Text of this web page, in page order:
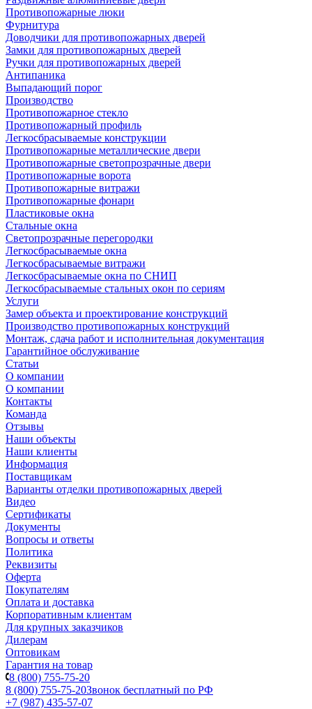
Противопожарные люки
Фурнитура
Доводчики для противопожарных дверей
Замки для противопожарных дверей
Ручки для противопожарных дверей
Антипаника
Выпадающий порог
Производство
Противопожарное стекло
Противопожарный профиль
Легкосбрасываемые конструкции
Противопожарные металлические двери
Противопожарные светопрозрачные двери
Противопожарные ворота
Противопожарные витражи
Противопожарные фонари
Пластиковые окна
Стальные окна
Светопрозрачные перегородки
Легкосбрасываемые окна
Легкосбрасываемые витражи
Легкосбрасываемые окна по СНИП
Легкосбрасываемые стальных окон по сериям
Услуги
Замер объекта и проектирование конструкций
Производство противопожарных конструкций
Монтаж, сдача работ и исполнительная документация
Гарантийное обслуживание
Статьи
О компании
О компании
Контакты
Команда
Отзывы
Наши объекты
Наши клиенты
Информация
Поставщикам
Варианты отделки противопожарных дверей
Видео
Сертификаты
Документы
Вопросы и ответы
Политика
Реквизиты
Оферта
Покупателям
Оплата и доставка
Корпоративным клиентам
Для крупных заказчиков
Дилерам
Оптовикам
Гарантия на товар
8 (800) 755-75-20
8 (800) 755-75-20Звонок бесплатный по РФ
+7 (987) 435-57-07